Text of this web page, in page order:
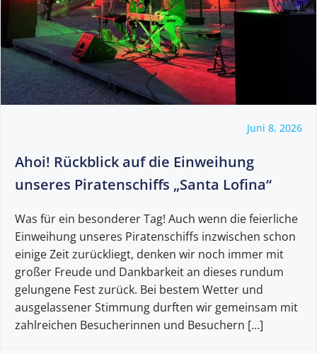
Juni 8, 2026
Ahoi! Rückblick auf die Einweihung
unseres Piratenschiffs „Santa Lofina“
Was für ein besonderer Tag! Auch wenn die feierliche
Einweihung unseres Piratenschiffs inzwischen schon
einige Zeit zurückliegt, denken wir noch immer mit
großer Freude und Dankbarkeit an dieses rundum
gelungene Fest zurück. Bei bestem Wetter und
ausgelassener Stimmung durften wir gemeinsam mit
zahlreichen Besucherinnen und Besuchern […]